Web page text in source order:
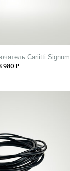
Cariitti Signum
980₽